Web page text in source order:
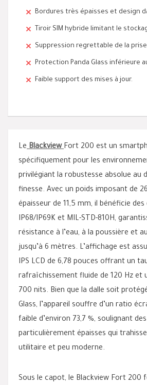
Bordures très épaisses et design
Tiroir SIM hybride limitant le
Suppression regrettable de la prise
Protection Panda Glass inférieure
Faible support des mises à jour.
LeBlackview Fort 200 est un
spécifiquement pour les
privilégiant la robustesse absolue au
finesse. Avec un poids imposant de
épaisseur de 11,5 mm, il bénéficie
IP68/IP69K et MIL-STD-810H,
résistance à l’eau, à la poussière et
jusqu’à 6 mètres. L’affichage est
IPS LCD de 6,78 pouces offrant un
rafraîchissement fluide de 120 Hz et
700 nits. Bien que la dalle soit
Glass, l’appareil souffre d’un ratio
faible d’environ 73,7 %, soulignant
particulièrement épaisses qui
utilitaire et peu moderne.
Sous le capot, le Blackview Fort 200